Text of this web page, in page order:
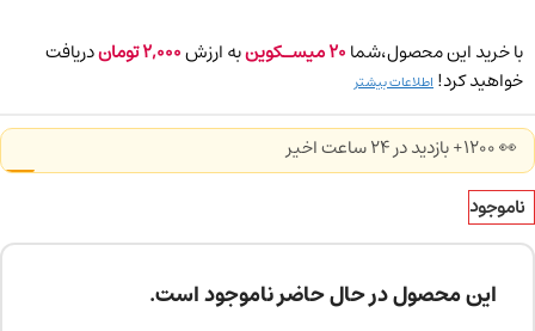
با خرید این محصول،شما20میسـکوینبه ارزش2,000توماندریافت
خواهید کرد! اطلاعات بیشتر
👀 1200+ بازدید در ۲۴ ساعت اخیر
ناموجود
این محصول در حال حاضر ناموجود است.